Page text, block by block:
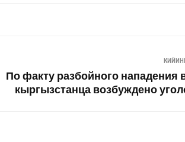
По факту разбойного нападения
кыргызстанца возбуждено